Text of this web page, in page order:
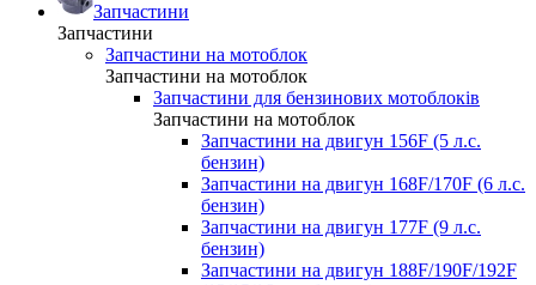
Запчастини
Запчастини
Запчастини на мотоблок
Запчастини на мотоблок
Запчастини для бензинових мотоблоків
Запчастини на мотоблок
Запчастини на двигун 156F (5 л.с.
бензин)
Запчастини на двигун 168F/170F (6 л.с.
бензин)
Запчастини на двигун 177F (9 л.с.
бензин)
Запчастини на двигун 188F/190F/192F